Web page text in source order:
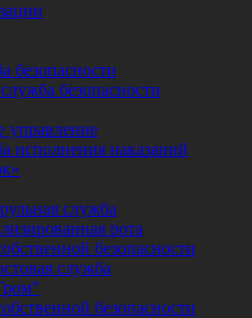
безопасности
безопасности
управление
исполнения наказаний
служба
рота
безопасности
служба
безопасности